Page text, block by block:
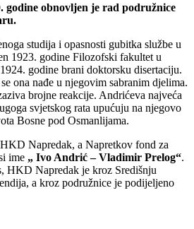
godine obnovljen je rad podružnice
studija i opasnosti gubitka službe u
1923. godine Filozofski fakultet u
godine brani doktorsku disertaciju.
ona nađe u njegovim sabranim djelima.
brojne reakcije. Andrićeva najveća
svjetskog rata upućuju na njegovo
Bosne pod Osmanlijama.
Napredak, a Napretkov fond za
ime „ Ivo Andrić – Vladimir Prelog“.
HKD Napredak je kroz Središnju
a kroz podružnice je podijeljeno